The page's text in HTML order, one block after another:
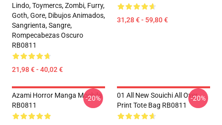
Lindo, Toymercs, Zombi, Furry,
Goth, Gore, Dibujos Animados,
Sangrienta, Sangre,
Rompecabezas Oscuro
RB0811
21,98 € - 40,02 €
31,28 € - 59,80 €
Azami Horror Manga Mochila
RB0811
-20%
01 All New Souichi All Over
Print Tote Bag RB0811
-20%